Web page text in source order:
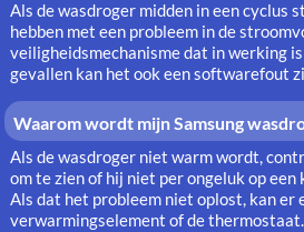
Als de wasdroger midden in een cyclus
hebben met een probleem in de
veiligheidsmechanisme dat in werking
gevallen kan het ook een softwarefout
Waarom wordt mijn Samsung
Als de wasdroger niet warm wordt,
om te zien of hij niet per ongeluk op een
Als dat het probleem niet oplost, kan er
verwarmingselement of de thermostaat.